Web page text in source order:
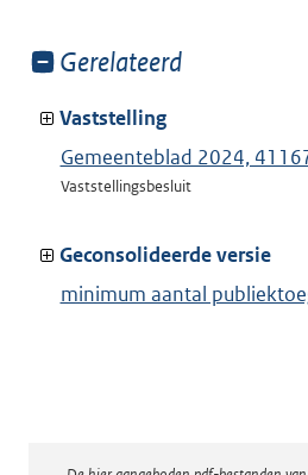
Toon
van:
Gerelateerd
Vaststelling
Gemeenteblad 2024,
Vaststellingsbesluit
Geconsolideerde versie
minimum aantal